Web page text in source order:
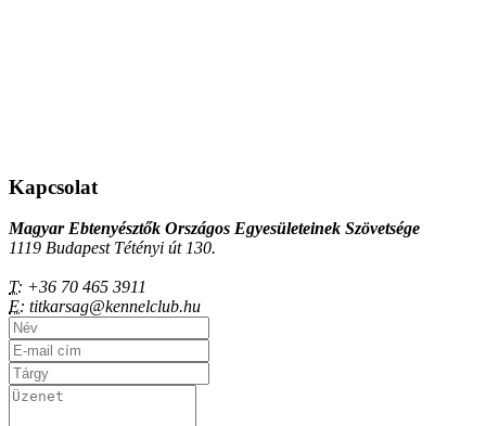
Kapcsolat
Magyar Ebtenyésztők Országos Egyesületeinek Szövetsége
1119 Budapest Tétényi út 130.
T: +36 70 465 3911
E: titkarsag@kennelclub.hu